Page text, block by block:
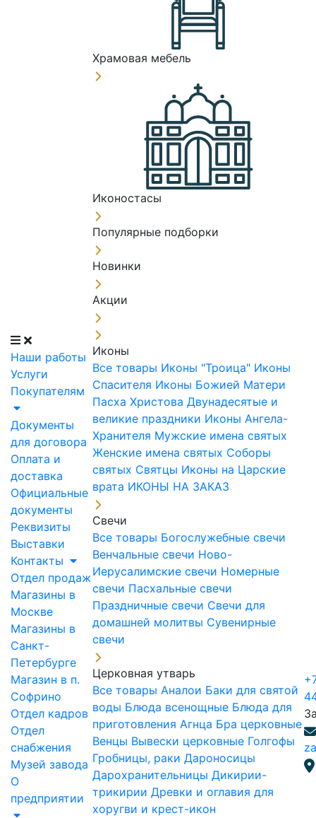
Наши работы
Услуги
Покупателям
Документы
для договора
Оплата и
доставка
Официальные
документы
Реквизиты
Выставки
Контакты
Отдел продаж
Магазины в
Москве
Магазины в
Санкт-
Петербурге
Магазин в п.
Софрино
Отдел кадров
Отдел
снабжения
Музей завода
О
предприятии
Храмовая мебель
Иконостасы
Популярные подборки
Новинки
Акции
Иконы
Все товары Иконы "Троица" Иконы
Спасителя Иконы Божией Матери
Пасха Христова Двунадесятые и
великие праздники Иконы Ангела-
Хранителя Мужские имена святых
Женские имена святых Соборы
святых Святцы Иконы на Царские
врата ИКОНЫ НА ЗАКАЗ
Свечи
Все товары Богослужебные свечи
Венчальные свечи Ново-
Иерусалимские свечи Номерные
свечи Пасхальные свечи
Праздничные свечи Свечи для
домашней молитвы Сувенирные
свечи
Церковная утварь
Все товары Аналои Баки для святой
воды Блюда всенощные Блюда для
приготовления Агнца Бра церковные
Венцы Вывески церковные Голгофы
Гробницы, раки Дароносицы
Дарохранительницы Дикирии-
трикирии Древки и оглавия для
хоругви и крест-икон